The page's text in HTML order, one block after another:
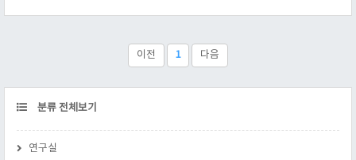
링 찾을려고 http://online-judge.uva.es/p/v101/10150.html - 원
이전 1 다음
CATEGORY
분류 전체보기
연구실